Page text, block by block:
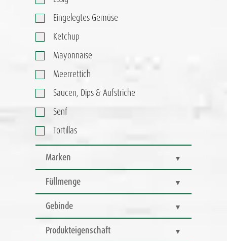
Eingelegtes Gemüse
Ketchup
Mayonnaise
Meerrettich
Saucen, Dips & Aufstriche
Senf
Tortillas
Marken
Füllmenge
Gebinde
Produkteigenschaft